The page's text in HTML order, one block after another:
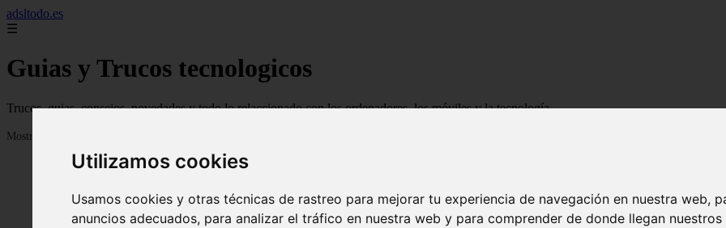
Utilizamos cookies
Usamos cookies y otras técnicas de rastreo para mejorar tu experiencia de navegación en nuestra web,
anuncios adecuados, para analizar el tráfico en nuestra web y para comprender de donde llegan
adsltodo.es
☰
Guias y Trucos tecnologicos
Trucos, guias, consejos, novedades y todo lo relaccionado con los ordenadores, los móviles y la tecnología
Mostrando 1 - 24 de 148 artículos